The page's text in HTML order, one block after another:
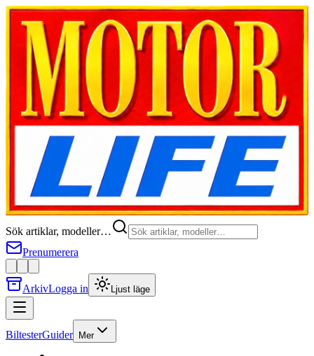
Sök artiklar, modeller…
Prenumerera
ArkivLogga in Ljust läge
BiltesterGuider Mer